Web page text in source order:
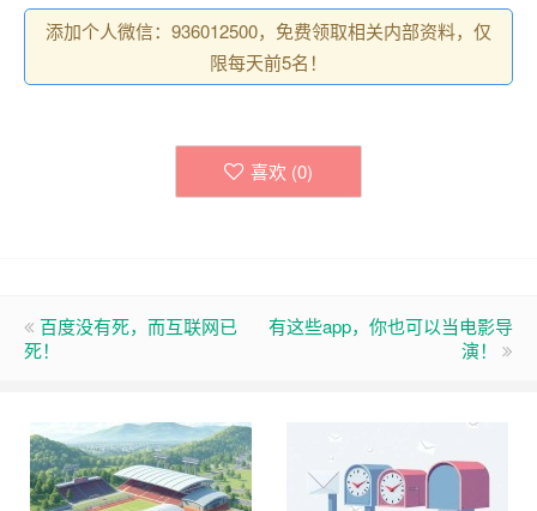
添加个人微信：936012500，免费领取相关内部资料，仅
限每天前5名！
喜欢 (0)
百度没有死，而互联网已
死！
有这些app，你也可以当电影导
演！